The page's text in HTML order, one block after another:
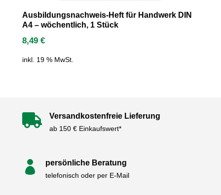
Ausbildungsnachweis-Heft für Handwerk DIN
A4 – wöchentlich, 1 Stück
8,49 €
inkl. 19 % MwSt.
 Versandkostenfreie Lieferung
ab 150 € Einkaufswert*
 persönliche Beratung
telefonisch oder per E-Mail